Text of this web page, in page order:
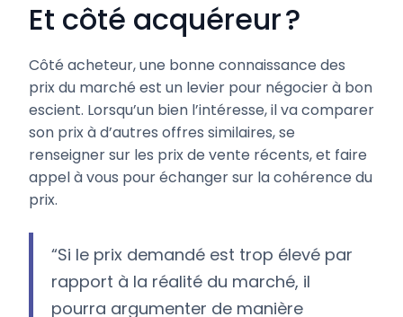
Et côté acquéreur ?
Côté acheteur, une bonne connaissance des
prix du marché est un levier pour négocier à bon
escient. Lorsqu’un bien l’intéresse, il va comparer
son prix à d’autres offres similaires, se
renseigner sur les prix de vente récents, et faire
appel à vous pour échanger sur la cohérence du
prix.
“Si le prix demandé est trop élevé par
rapport à la réalité du marché, il
pourra argumenter de manière